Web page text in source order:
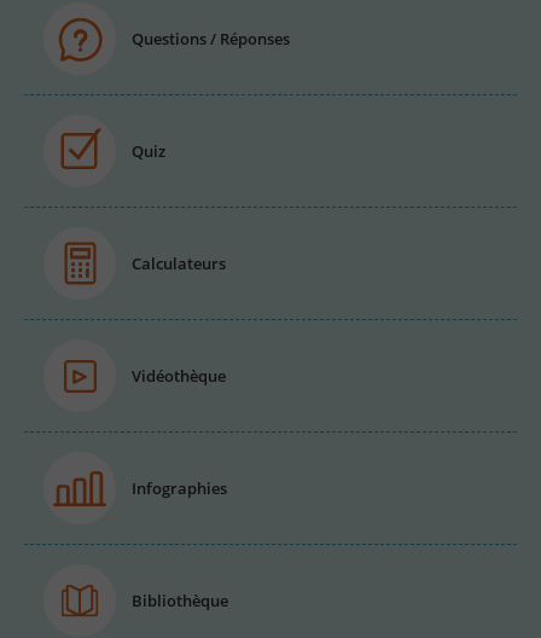
Questions / Réponses
Quiz
Calculateurs
Vidéothèque
Infographies
Bibliothèque